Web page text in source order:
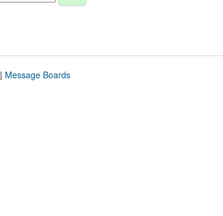
Message Boards